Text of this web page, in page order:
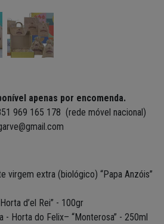
apenas por encomenda.
969 165 178 (rede móvel nacional)
virgem extra (biológico) “Papa Anzóis”
d’el Rei” - 100gr
- Horta do Felix– “Monterosa” - 250ml